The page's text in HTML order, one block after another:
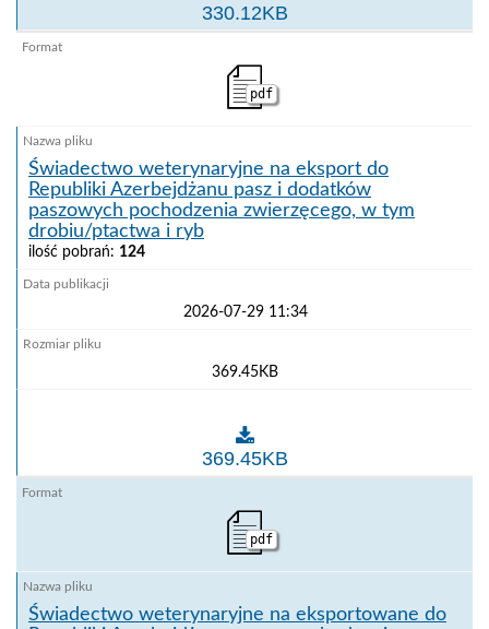
Świadectwo weterynaryjne na eksport do
330.12KB
pdf
Świadectwo weterynaryjne na eksport do
Republiki Azerbejdżanu pasz i dodatków
paszowych pochodzenia zwierzęcego, w tym
drobiu/ptactwa i ryb
ilość pobrań: 124
2026-07-29 11:34
369.45KB
Świadectwo weterynaryjne na eksport do
369.45KB
pdf
Świadectwo weterynaryjne na eksportowane do